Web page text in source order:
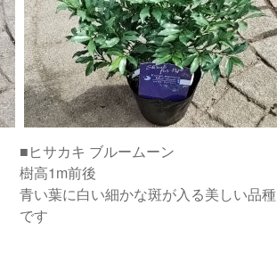
■ヒサカキ ブルームーン
樹高1m前後
青い葉に白い細かな斑が入る美しい品種
です